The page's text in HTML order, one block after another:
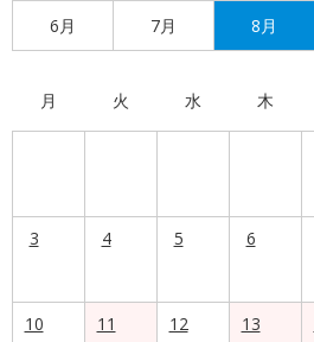
6月 7月 8月
月 火 水 木
3 4 5 6
10
11
12
13